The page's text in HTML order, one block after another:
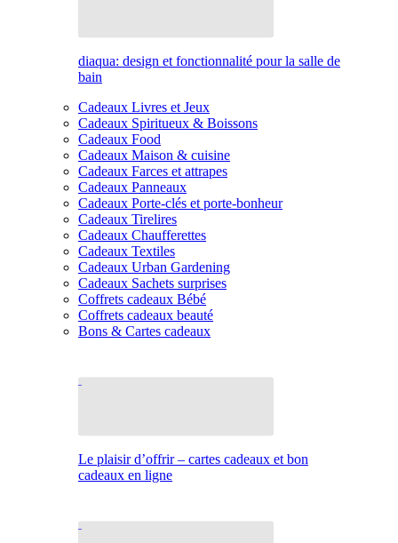
diaqua: design et fonctionnalité pour la salle de
bain
Cadeaux Livres et Jeux
Cadeaux Spiritueux & Boissons
Cadeaux Food
Cadeaux Maison & cuisine
Cadeaux Farces et attrapes
Cadeaux Panneaux
Cadeaux Porte-clés et porte-bonheur
Cadeaux Tirelires
Cadeaux Chaufferettes
Cadeaux Textiles
Cadeaux Urban Gardening
Cadeaux Sachets surprises
Coffrets cadeaux Bébé
Coffrets cadeaux beauté
Bons & Cartes cadeaux
Le plaisir d’offrir – cartes cadeaux et bon
cadeaux en ligne